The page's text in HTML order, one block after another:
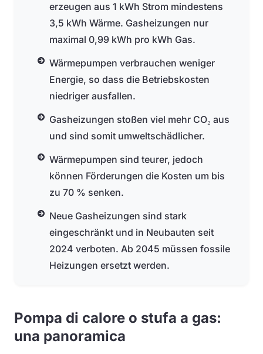
erzeugen aus 1 kWh Strom mindestens
3,5 kWh Wärme. Gasheizungen nur
maximal 0,99 kWh pro kWh Gas.
Wärmepumpen verbrauchen weniger
Energie, so dass die Betriebskosten
niedriger ausfallen.
Gasheizungen stoßen viel mehr CO₂ aus
und sind somit umweltschädlicher.
Wärmepumpen sind teurer, jedoch
können Förderungen die Kosten um bis
zu 70 % senken.
Neue Gasheizungen sind stark
eingeschränkt und in Neubauten seit
2024 verboten. Ab 2045 müssen fossile
Heizungen ersetzt werden.
Pompa di calore o stufa a gas:
una panoramica